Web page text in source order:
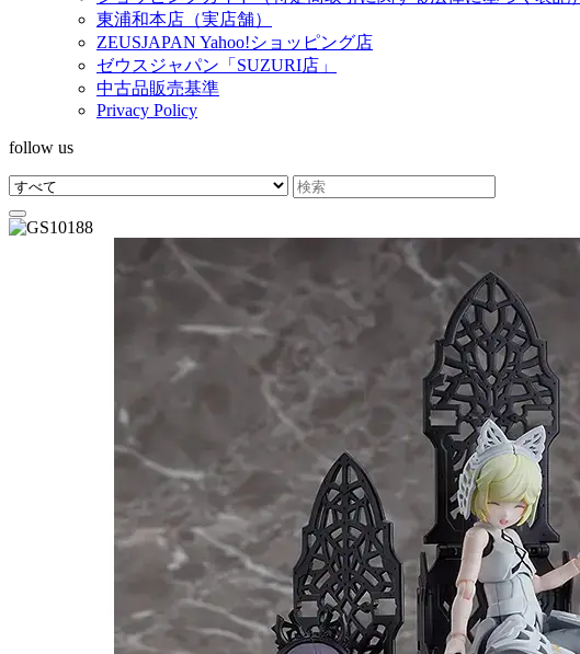
東浦和本店（実店舗）
ZEUSJAPAN Yahoo!ショッピング店
ゼウスジャパン「SUZURI店」
中古品販売基準
Privacy Policy
follow us